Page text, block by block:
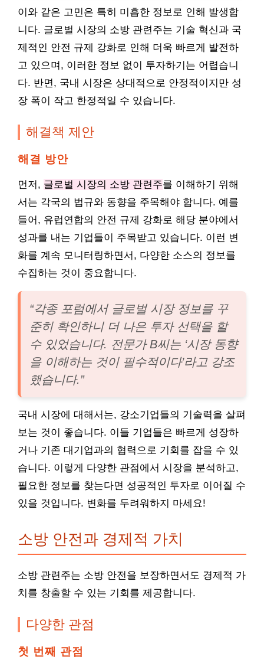
이와 같은 고민은 특히 미흡한 정보로 인해 발생합
니다. 글로벌 시장의 소방 관련주는 기술 혁신과 국
제적인 안전 규제 강화로 인해 더욱 빠르게 발전하
고 있으며, 이러한 정보 없이 투자하기는 어렵습니
다. 반면, 국내 시장은 상대적으로 안정적이지만 성
장 폭이 작고 한정적일 수 있습니다.
해결책 제안
해결 방안
먼저, 글로벌 시장의 소방 관련주를 이해하기 위해
서는 각국의 법규와 동향을 주목해야 합니다. 예를
들어, 유럽연합의 안전 규제 강화로 해당 분야에서
성과를 내는 기업들이 주목받고 있습니다. 이런 변
화를 계속 모니터링하면서, 다양한 소스의 정보를
수집하는 것이 중요합니다.
“각종 포럼에서 글로벌 시장 정보를 꾸
준히 확인하니 더 나은 투자 선택을 할
수 있었습니다. 전문가 B씨는 ‘시장 동향
을 이해하는 것이 필수적이다’라고 강조
했습니다.”
국내 시장에 대해서는, 강소기업들의 기술력을 살펴
보는 것이 좋습니다. 이들 기업들은 빠르게 성장하
거나 기존 대기업과의 협력으로 기회를 잡을 수 있
습니다. 이렇게 다양한 관점에서 시장을 분석하고,
필요한 정보를 찾는다면 성공적인 투자로 이어질 수
있을 것입니다. 변화를 두려워하지 마세요!
소방 안전과 경제적 가치
소방 관련주는 소방 안전을 보장하면서도 경제적 가
치를 창출할 수 있는 기회를 제공합니다.
다양한 관점
첫 번째 관점